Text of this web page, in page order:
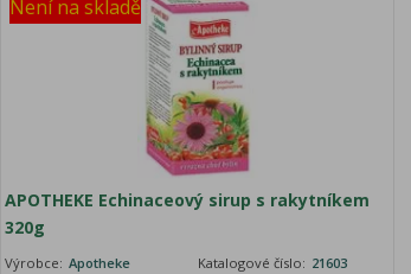
Není na skladě
APOTHEKE Echinaceový sirup s rakytníkem
320g
Výrobce: Apotheke Katalogové číslo: 21603